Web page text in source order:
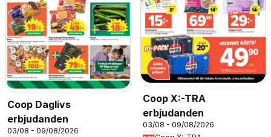
Coop Daglivs
erbjudanden
03/08 - 09/08/2026
Coop X:-TRA
erbjudanden
03/08 - 09/08/2026